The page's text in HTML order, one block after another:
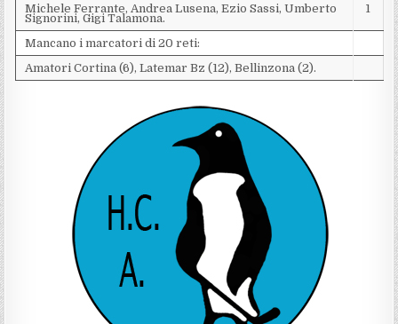
Michele Ferrante, Andrea Lusena, Ezio Sassi, Umberto
Signorini, Gigi Talamona.
1
Mancano i marcatori di 20 reti:
Amatori Cortina (6), Latemar Bz (12), Bellinzona (2).